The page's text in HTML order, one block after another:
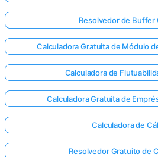
Resolvedor de Buffer
Calculadora Gratuita de Módulo
Calculadora de
Calculadora Gratuita de
Calculadora de
Resolvedor Gratuito de